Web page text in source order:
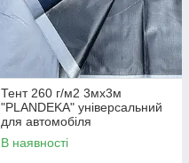
Тент 260 г/м2 3мх3м
"PLANDEKA" універсальний
для автомобіля
В наявності